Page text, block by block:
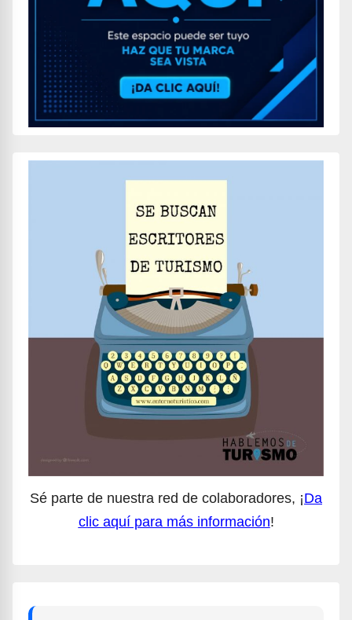
Sé parte de nuestra red de colaboradores, ¡Da
clic aquí para más información!